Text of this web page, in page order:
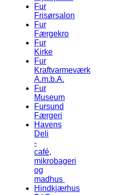
Fur
Frisørsalon
Fur
Færgekro
Fur
Kirke
Fur
Kraftvarmeværk
A.m.b.A.
Fur
Museum
Fursund
Færgeri
Havens
Deli
-
café,
mikrobageri
og
madhus
Hindkjærhus